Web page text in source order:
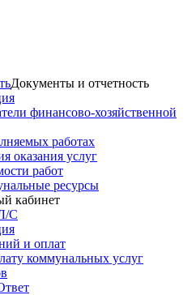
Документы и отчетность
финансово-хозяйственной
работах
оказания услуг
работ
ресурсы
кабинет
С
и оплат
коммунальных услуг